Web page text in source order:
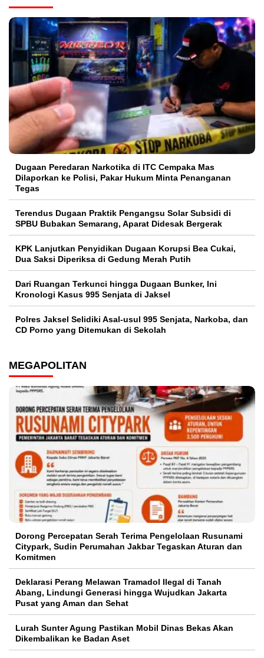
Dugaan Peredaran Narkotika di ITC Cempaka Mas
Dilaporkan ke Polisi, Pakar Hukum Minta Penanganan
Tegas
Terendus Dugaan Praktik Pengangsu Solar Subsidi di
SPBU Bubakan Semarang, Aparat Didesak Bergerak
KPK Lanjutkan Penyidikan Dugaan Korupsi Bea Cukai,
Dua Saksi Diperiksa di Gedung Merah Putih
Dari Ruangan Terkunci hingga Dugaan Bunker, Ini
Kronologi Kasus 995 Senjata di Jaksel
Polres Jaksel Selidiki Asal-usul 995 Senjata, Narkoba, dan
CD Porno yang Ditemukan di Sekolah
MEGAPOLITAN
Dorong Percepatan Serah Terima Pengelolaan Rusunami
Citypark, Sudin Perumahan Jakbar Tegaskan Aturan dan
Komitmen
Deklarasi Perang Melawan Tramadol Ilegal di Tanah
Abang, Lindungi Generasi hingga Wujudkan Jakarta
Pusat yang Aman dan Sehat
Lurah Sunter Agung Pastikan Mobil Dinas Bekas Akan
Dikembalikan ke Badan Aset